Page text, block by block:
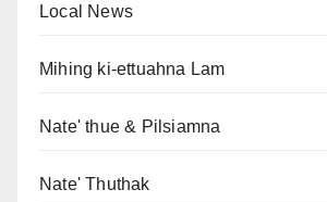
Local News
Mihing ki-ettuahna Lam
Nate' thue & Pilsiamna
Nate' Thuthak